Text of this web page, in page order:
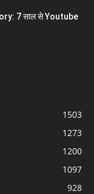
7 साल से Youtube
1503
1273
1200
1097
928